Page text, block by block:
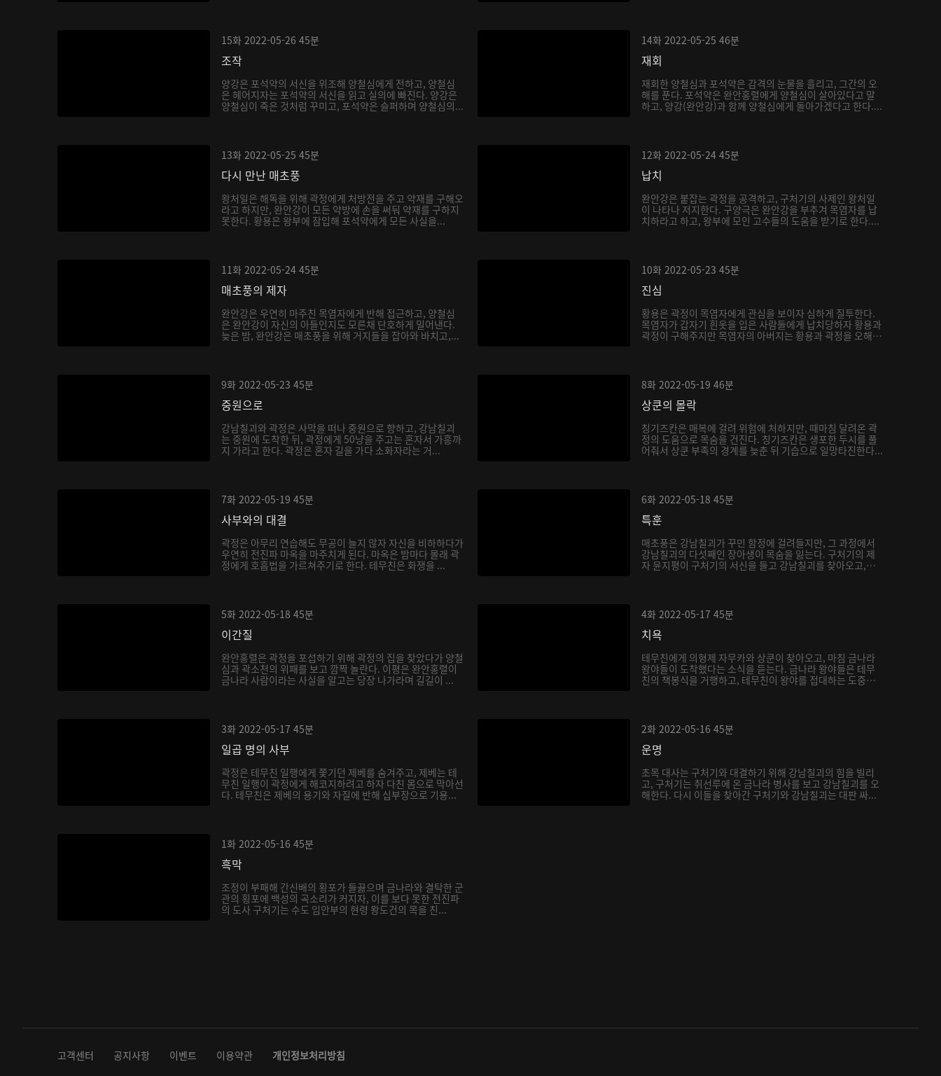
15화 2022-05-26 45분
조작
양강은 포석약의 서신을 위조해 양철심에게 전하고, 양철심
은 헤어지자는 포석약의 서신을 읽고 실의에 빠진다. 양강은
양철심이 죽은 것처럼 꾸미고, 포석약은 슬퍼하며 양철심의...
14화 2022-05-25 46분
재회
재회한 양철심과 포석약은 감격의 눈물을 흘리고, 그간의 오
해를 푼다. 포석약은 완안홍렬에게 양철심이 살아있다고 말
하고, 양강(완안강)과 함께 양철심에게 돌아가겠다고 한다....
13화 2022-05-25 45분
다시 만난 매초풍
왕처일은 해독을 위해 곽정에게 처방전을 주고 약재를 구해오
라고 하지만, 완안강이 모든 약방에 손을 써둬 약재를 구하지
못한다. 황용은 왕부에 잠입해 포석약에게 모든 사실을...
12화 2022-05-24 45분
납치
완안강은 붙잡는 곽정을 공격하고, 구처기의 사제인 왕처일
이 나타나 저지한다. 구양극은 완안강을 부추겨 목염자를 납
치하라고 하고, 왕부에 모인 고수들의 도움을 받기로 한다....
11화 2022-05-24 45분
매초풍의 제자
완안강은 우연히 마주친 목염자에게 반해 접근하고, 양철심
은 완안강이 자신의 아들인지도 모른채 단호하게 밀어낸다.
늦은 밤, 완안강은 매초풍을 위해 거지들을 잡아와 바치고,...
10화 2022-05-23 45분
진심
황용은 곽정이 목염자에게 관심을 보이자 심하게 질투한다.
목염자가 갑자기 흰옷을 입은 사람들에게 납치당하자 황용과
곽정이 구해주지만 목염자의 아버지는 황용과 곽정을 오해
9화 2022-05-23 45분
중원으로
강남칠괴와 곽정은 사막을 떠나 중원으로 향하고, 강남칠괴
는 중원에 도착한 뒤, 곽정에게 50냥을 주고는 혼자서 가흥까
지 가라고 한다. 곽정은 혼자 길을 가다 소화자라는 거...
8화 2022-05-19 46분
상쿤의 몰락
칭기즈칸은 매복에 걸려 위험에 처하지만, 때마침 달려온 곽
정의 도움으로 목숨을 건진다. 칭기즈칸은 생포한 두시를 풀
어줘서 상쿤 부족의 경계를 늦춘 뒤 기습으로 일망타진한다...
7화 2022-05-19 45분
사부와의 대결
곽정은 아무리 연습해도 무공이 늘지 않자 자신을 비하하다가
우연히 전진파 마옥을 마주치게 된다. 마옥은 밤마다 몰래 곽
정에게 호흡법을 가르쳐주기로 한다. 테무친은 화쟁을 ...
6화 2022-05-18 45분
특훈
매초풍은 강남칠괴가 꾸민 함정에 걸려들지만, 그 과정에서
강남칠괴의 다섯째인 장아생이 목숨을 잃는다. 구처기의 제
자 윤지평이 구처기의 서신을 들고 강남칠괴를 찾아오고,
5화 2022-05-18 45분
이간질
완안홍렬은 곽정을 포섭하기 위해 곽정의 집을 찾았다가 양철
심과 곽소천의 위패를 보고 깜짝 놀란다. 이평은 완안홍렬이
금나라 사람이라는 사실을 알고는 당장 나가라며 길길이 ...
4화 2022-05-17 45분
치욕
테무친에게 의형제 자무카와 상쿤이 찾아오고, 마침 금나라
왕야들이 도착했다는 소식을 듣는다. 금나라 왕야들은 테무
친의 책봉식을 거행하고, 테무친이 왕야를 접대하는 도중
3화 2022-05-17 45분
일곱 명의 사부
곽정은 테무친 일행에게 쫓기던 제베를 숨겨주고, 제베는 테
무친 일행이 곽정에게 해코지하려고 하자 다친 몸으로 막아선
다. 테무친은 제베의 용기와 자질에 반해 십부장으로 기용...
2화 2022-05-16 45분
운명
초목 대사는 구처기와 대결하기 위해 강남칠괴의 힘을 빌리
고, 구처기는 취선루에 온 금나라 병사를 보고 강남칠괴를 오
해한다. 다시 이들을 찾아간 구처기와 강남칠괴는 대판 싸...
1화 2022-05-16 45분
흑막
조정이 부패해 간신배의 횡포가 들끓으며 금나라와 결탁한 군
관의 횡포에 백성의 곡소리가 커지자, 이를 보다 못한 전진파
의 도사 구처기는 수도 임안부의 현령 왕도건의 목을 친...
고객센터 공지사항 이벤트 이용약관 개인정보처리방침